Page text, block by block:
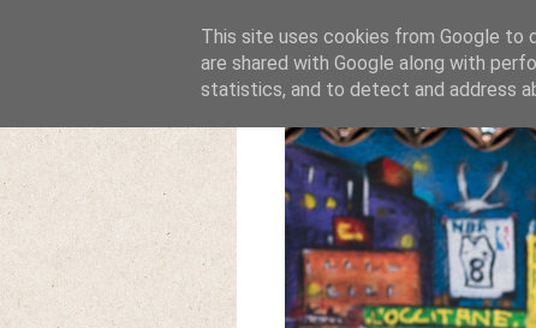
This site uses cookies from Google to
are shared with Google along with
statistics, and to detect and address